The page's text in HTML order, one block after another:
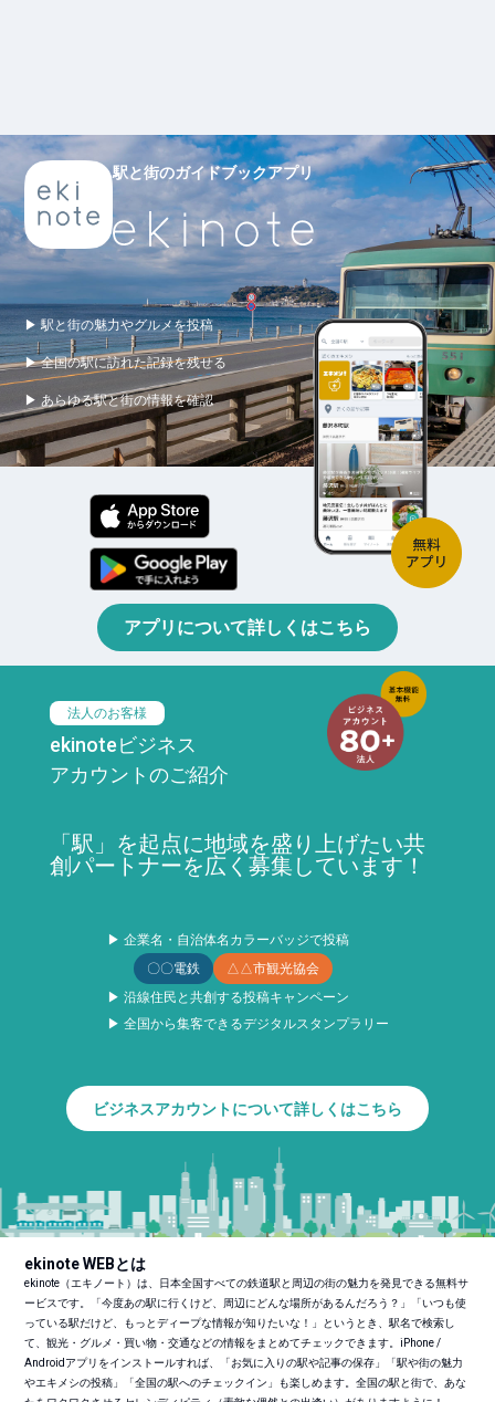
駅と街のガイドブックアプリ
▶ 駅と街の魅力やグルメを投稿
▶ 全国の駅に訪れた記録を残せる
▶ あらゆる駅と街の情報を確認
アプリについて詳しくはこちら
法人のお客様
ekinoteビジネス
アカウントのご紹介
「駅」を起点に地域を盛り上げたい共
創パートナーを広く募集しています！
▶ 企業名・自治体名カラーバッジで投稿
〇〇電鉄
△△市観光協会
▶ 沿線住民と共創する投稿キャンペーン
▶ 全国から集客できるデジタルスタンプラリー
ビジネスアカウントについて詳しくはこちら
ekinote WEBとは
ekinote（エキノート）は、日本全国すべての鉄道駅と周辺の街の魅力を発見できる無料サ
ービスです。「今度あの駅に行くけど、周辺にどんな場所があるんだろう？」「いつも使
っている駅だけど、もっとディープな情報が知りたいな！」というとき、駅名で検索し
て、観光・グルメ・買い物・交通などの情報をまとめてチェックできます。iPhone /
Androidアプリをインストールすれば、「お気に入りの駅や記事の保存」「駅や街の魅力
やエキメシの投稿」「全国の駅へのチェックイン」も楽しめます。全国の駅と街で、あな